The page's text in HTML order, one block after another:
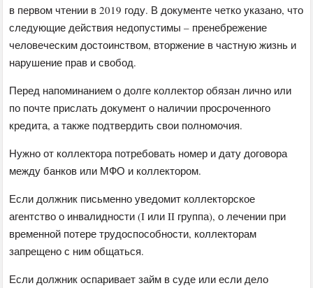
в первом чтении в 2019 году. В документе четко указано, что
следующие действия недопустимы – пренебрежение
человеческим достоинством, вторжение в частную жизнь и
нарушение прав и свобод.
Перед напоминанием о долге коллектор обязан лично или
по почте прислать документ о наличии просроченного
кредита, а также подтвердить свои полномочия.
Нужно от коллектора потребовать номер и дату договора
между банков или МФО и коллектором.
Если должник письменно уведомит коллекторское
агентство о инвалидности (I или II группа), о лечении при
временной потере трудоспособности, коллекторам
запрещено с ним общаться.
Если должник оспаривает займ в суде или если дело